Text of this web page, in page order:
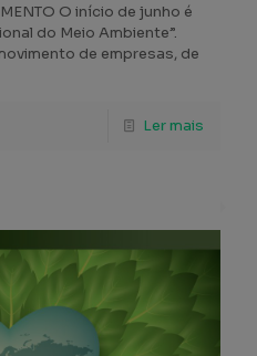
O início de junho é
do Meio Ambiente”.
de empresas, de
Ler mais